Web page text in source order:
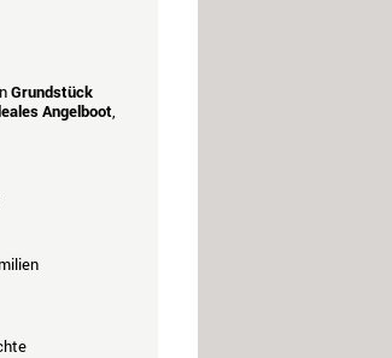
Grundstück
Angelboot,